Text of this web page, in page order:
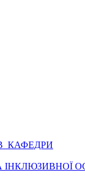
КАФЕДРИ